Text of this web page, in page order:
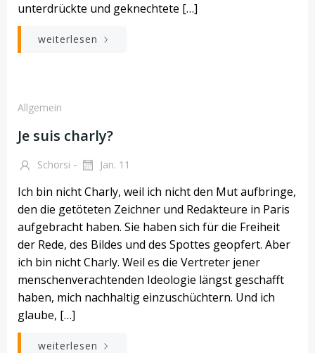
unterdrückte und geknechtete […]
weiterlesen
Allgemein
Je suis charly?
Schorsi - Jan. 11
Ich bin nicht Charly, weil ich nicht den Mut aufbringe,
den die getöteten Zeichner und Redakteure in Paris
aufgebracht haben. Sie haben sich für die Freiheit
der Rede, des Bildes und des Spottes geopfert. Aber
ich bin nicht Charly. Weil es die Vertreter jener
menschenverachtenden Ideologie längst geschafft
haben, mich nachhaltig einzuschüchtern. Und ich
glaube, […]
weiterlesen